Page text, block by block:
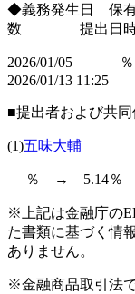
◆義務発生日 保
数 提出日
2026/01/05
2026/01/13 11:25
■提出者および共
(1)五味大輔
― ％ → 5.14％
※上記は金融庁の
た書類に基づく情
ありません。
※金融商品取引法